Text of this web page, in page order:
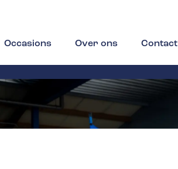
Occasions Over ons Contact